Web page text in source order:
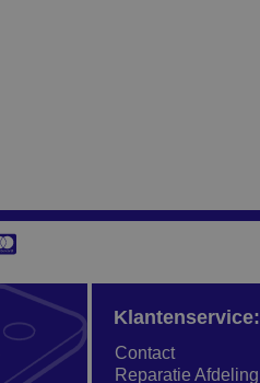
Klantenservice:
Contact
Reparatie Afdeling